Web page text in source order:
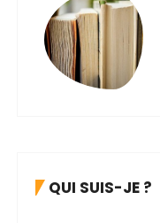
QUI SUIS-JE ?